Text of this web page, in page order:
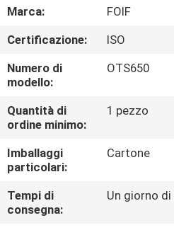
GIRO
DELLA
FABBRICA
CONTROLLO
DI
QUALITÀ
CONTATTICI
Marca:
FOIF
Certificazione:
ISO
Numero di
modello:
OTS650
Quantità di
ordine minimo:
1 pezzo
Imballaggi
particolari:
Cartone
Tempi di
consegna:
Un giorno